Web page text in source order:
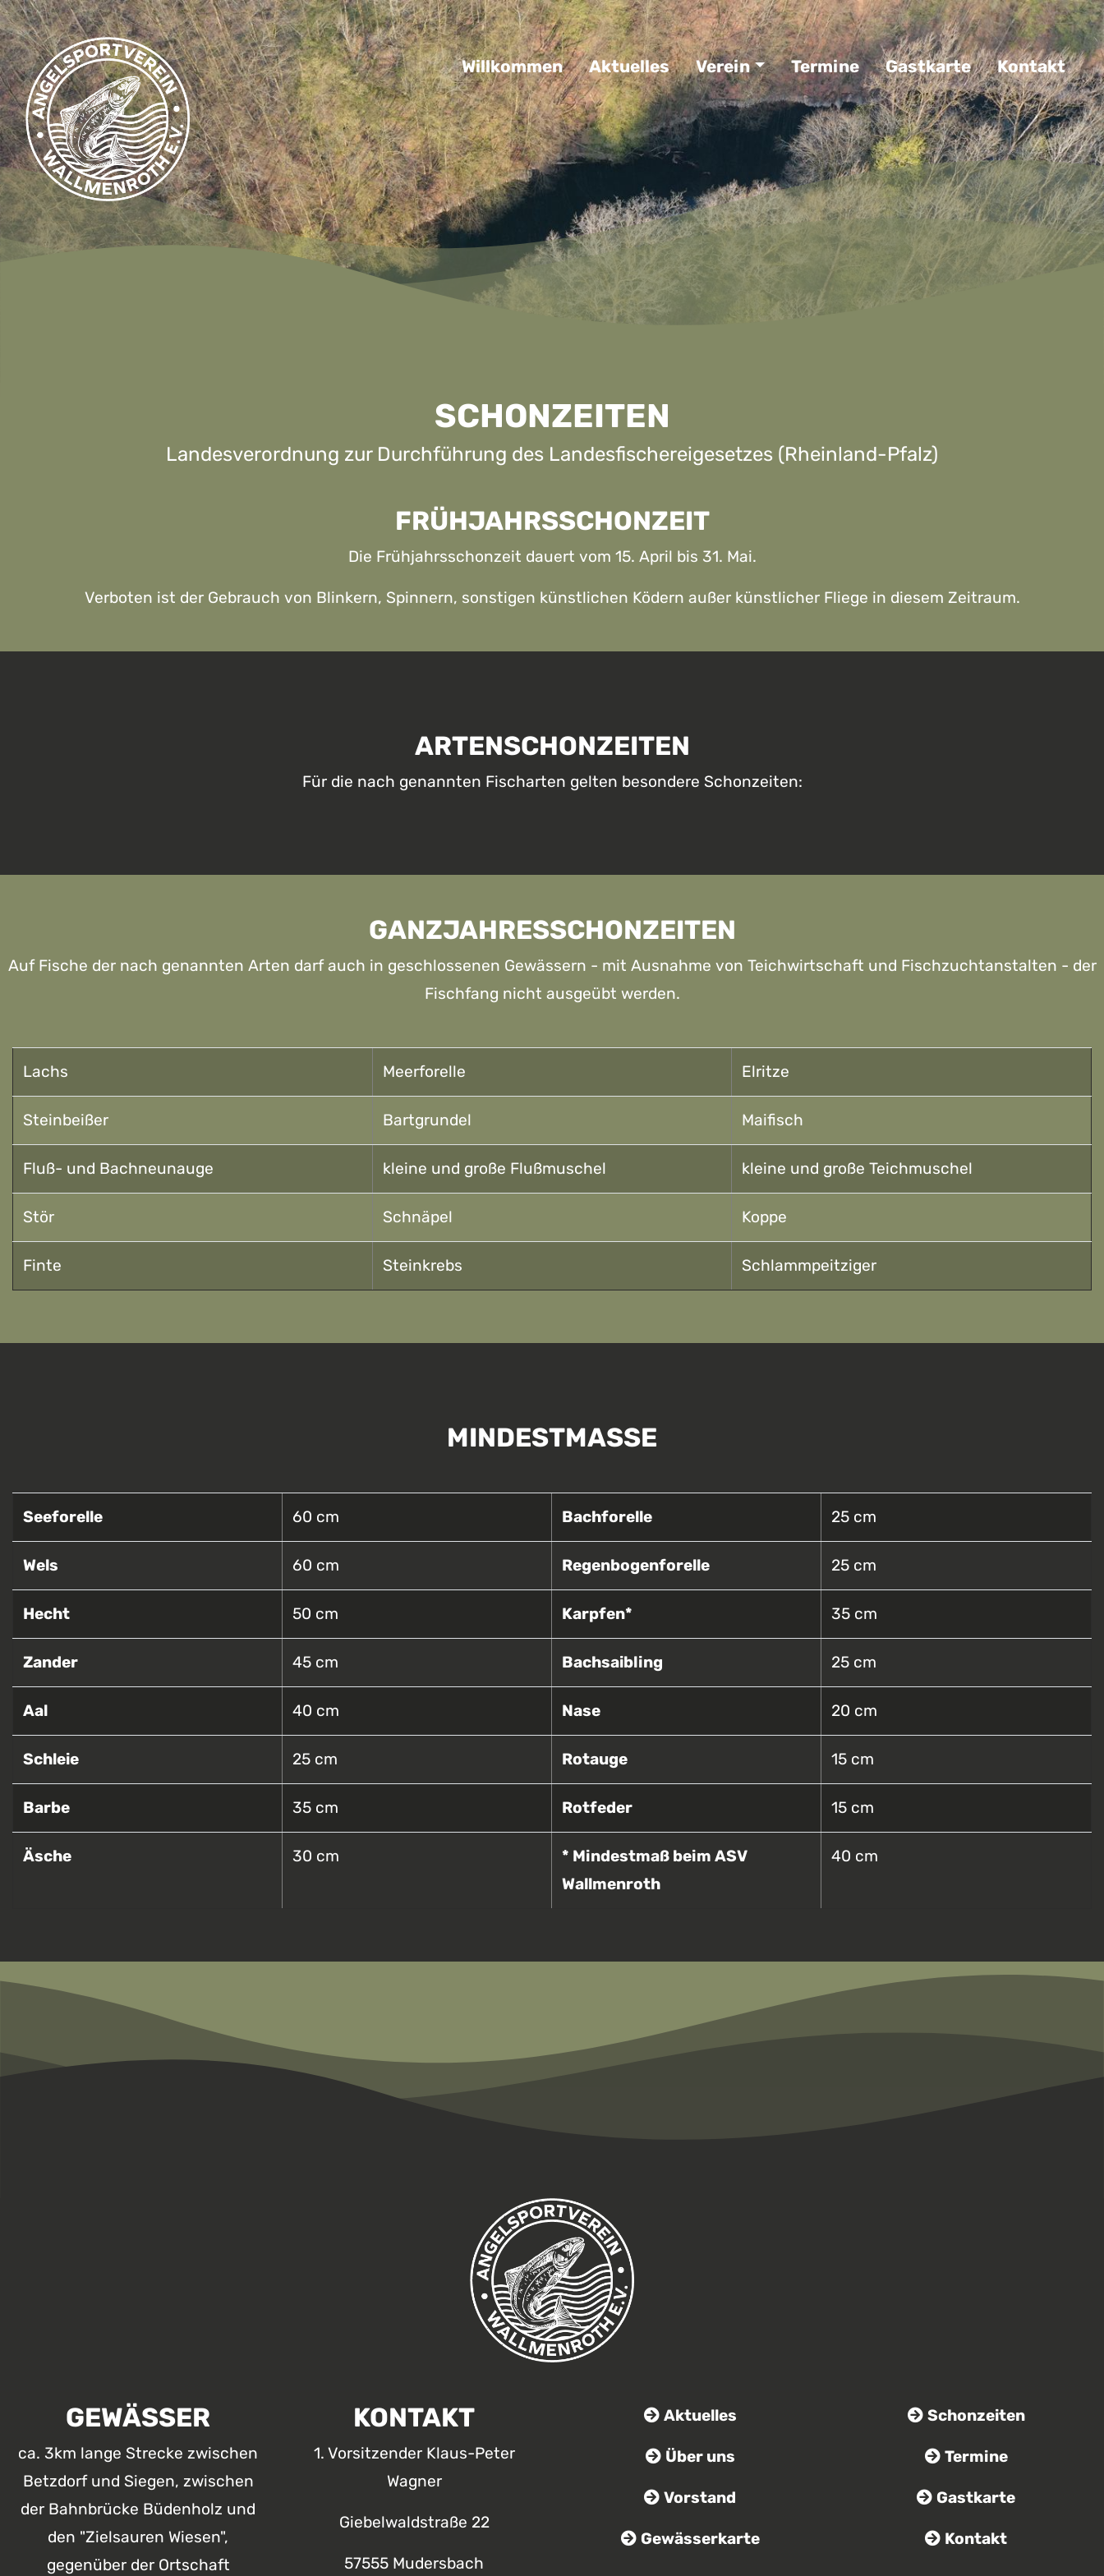
Navigation überspringen
Willkommen Aktuelles Verein Termine Gastkarte Kontakt
SCHONZEITEN
Landesverordnung zur Durchführung des Landesfischereigesetzes (Rheinland-Pfalz)
FRÜHJAHRSSCHONZEIT
Die Frühjahrsschonzeit dauert vom 15. April bis 31. Mai.
Verboten ist der Gebrauch von Blinkern, Spinnern, sonstigen künstlichen Ködern außer künstlicher Fliege in diesem Zeitraum.
ARTENSCHONZEITEN
Für die nach genannten Fischarten gelten besondere Schonzeiten:
GANZJAHRESSCHONZEITEN
Auf Fische der nach genannten Arten darf auch in geschlossenen Gewässern - mit Ausnahme von Teichwirtschaft und Fischzuchtanstalten - der
Fischfang nicht ausgeübt werden.
Lachs Meerforelle Elritze
Steinbeißer Bartgrundel Maifisch
Fluß- und Bachneunauge kleine und große Flußmuschel kleine und große Teichmuschel
Stör Schnäpel Koppe
Finte Steinkrebs Schlammpeitziger
MINDESTMASSE
Seeforelle 60 cm Bachforelle 25 cm
Wels 60 cm Regenbogenforelle 25 cm
Hecht 50 cm Karpfen* 35 cm
Zander 45 cm Bachsaibling 25 cm
Aal 40 cm Nase 20 cm
Schleie 25 cm Rotauge 15 cm
Barbe 35 cm Rotfeder 15 cm
Äsche 30 cm
* Mindestmaß beim ASV
Wallmenroth
40 cm
GEWÄSSER
ca. 3km lange Strecke zwischen
Betzdorf und Siegen, zwischen
der Bahnbrücke Büdenholz und
den "Zielsauren Wiesen",
gegenüber der Ortschaft
KONTAKT
1. Vorsitzender Klaus-Peter
Wagner
Giebelwaldstraße 22
57555 Mudersbach
Aktuelles
Über uns
Vorstand
Gewässerkarte
Schonzeiten
Termine
Gastkarte
Kontakt